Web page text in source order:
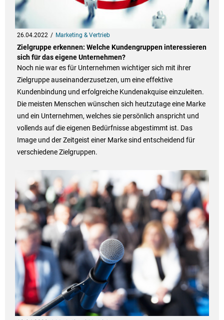
26.04.2022 Marketing & Vertrieb
Zielgruppe erkennen: Welche Kundengruppen interessieren
sich für das eigene Unternehmen?
Noch nie war es für Unternehmen wichtiger sich mit ihrer
Zielgruppe auseinanderzusetzen, um eine effektive
Kundenbindung und erfolgreiche Kundenakquise einzuleiten.
Die meisten Menschen wünschen sich heutzutage eine Marke
und ein Unternehmen, welches sie persönlich anspricht und
vollends auf die eigenen Bedürfnisse abgestimmt ist. Das
Image und der Zeitgeist einer Marke sind entscheidend für
verschiedene Zielgruppen.